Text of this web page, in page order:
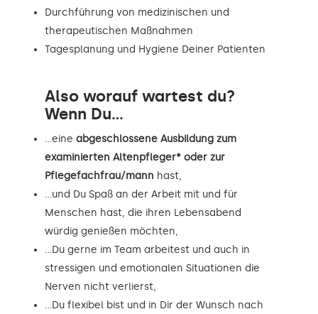
Durchführung von medizinischen und
therapeutischen Maßnahmen
Tagesplanung und Hygiene Deiner Patienten
Also worauf wartest du?
Wenn Du...
…eine abgeschlossene Ausbildung zum
examinierten Altenpfleger* oder zur
Pflegefachfrau/mann hast,
…und Du Spaß an der Arbeit mit und für
Menschen hast, die ihren Lebensabend
würdig genießen möchten,
…Du gerne im Team arbeitest und auch in
stressigen und emotionalen Situationen die
Nerven nicht verlierst,
…Du flexibel bist und in Dir der Wunsch nach